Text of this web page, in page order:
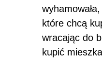
które chcą
wracając do
kupić